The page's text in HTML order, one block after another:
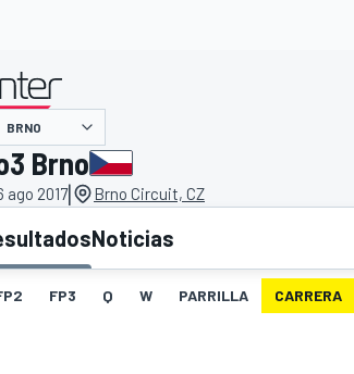
WRC
presentado por
BRNO
Brno
ago 2017| Brno Circuit, CZ
Noticias
FP3 Q W PARRILLA CARRERA